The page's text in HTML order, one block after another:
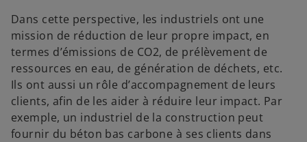
Dans cette perspective, les industriels ont une
mission de réduction de leur propre impact, en
termes d’émissions de CO2, de prélèvement de
ressources en eau, de génération de déchets, etc.
Ils ont aussi un rôle d’accompagnement de leurs
clients, afin de les aider à réduire leur impact. Par
exemple, un industriel de la construction peut
fournir du béton bas carbone à ses clients dans